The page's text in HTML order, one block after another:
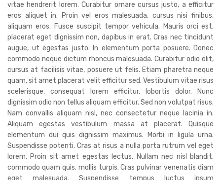
vitae hendrerit lorem. Curabitur ornare cursus justo, a efficitur
eros aliquet in. Proin vel eros malesuada, cursus nisi finibus,
aliquam eros. Fusce suscipit tempor vehicula. Mauris orci est,
placerat eget dignissim non, dapibus in erat. Cras nec tincidunt
augue, ut egestas justo. In elementum porta posuere. Donec
commodo neque dictum rhoncus malesuada. Curabitur odio elit,
cursus at facilisis vitae, posuere ut felis. Etiam pharetra neque
quam, sit amet placerat velit efficitur sed. Vestibulum vitae risus
scelerisque, consequat lorem efficitur, lobortis dolor. Nunc
dignissim odio non tellus aliquam efficitur. Sed non volutpat risus.
Nam convallis aliquam nisl, nec consectetur neque lacinia in.
Aliquam egestas vestibulum massa at placerat. Quisque
elementum dui quis dignissim maximus. Morbi in ligula urna.
Suspendisse potenti. Cras at risus a nulla porta rutrum vel eget
lorem. Proin sit amet egestas lectus. Nullam nec nisl blandit,
commodo quam quis, mollis turpis. Cras pulvinar venenatis diam